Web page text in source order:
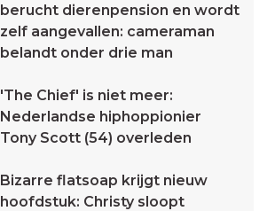
berucht dierenpension en wordt
zelf aangevallen: cameraman
belandt onder drie man
'The Chief' is niet meer:
Nederlandse hiphoppionier
Tony Scott (54) overleden
Bizarre flatsoap krijgt nieuw
hoofdstuk: Christy sloopt